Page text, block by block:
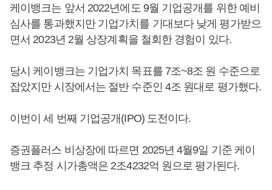
케이뱅크는 앞서 2022년에도 9월 기업공개를 위한 예비
심사를 통과했지만 기업가치를 기대보다 낮게 평가받으
면서 2023년 2월 상장계획을 철회한 경험이 있다.
당시 케이뱅크는 기업가치 목표를 7조~8조 원 수준으로
잡았지만 시장에서는 절반 수준인 4조 원대로 평가했다.
이번이 세 번째 기업공개(IPO) 도전이다.
증권플러스 비상장에 따르면 2025년 4월9일 기준 케이
뱅크 추정 시가총액은 2조4232억 원으로 평가된다.